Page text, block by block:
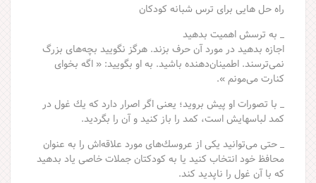
راه حل هایی برای ترس شبانه کودکان
_ به ترسش اهمیت بدهید
اجازه بدهید در مورد آن حرف بزند. هرگز نگویید بچه‌های بزرگ
نمی‌ترسند. اطمینان‌دهنده باشید. به او بگویید: « اگه بخوای
كنارت می‌مونم ».
_ با تصورات او پیش بروید؛ یعنی اگر اصرار دارد كه یك غول در
كمد لباسهایش است، كمد را باز كنید و آن را بگردید.
_ حتی می‌توانید یكی از عروسك‌های مورد علاقه‌اش را به عنوان
محافظ خود انتخاب كنید یا به كودكتان جملات خاصی یاد بدهید
كه با آن غول را ناپدید كند.